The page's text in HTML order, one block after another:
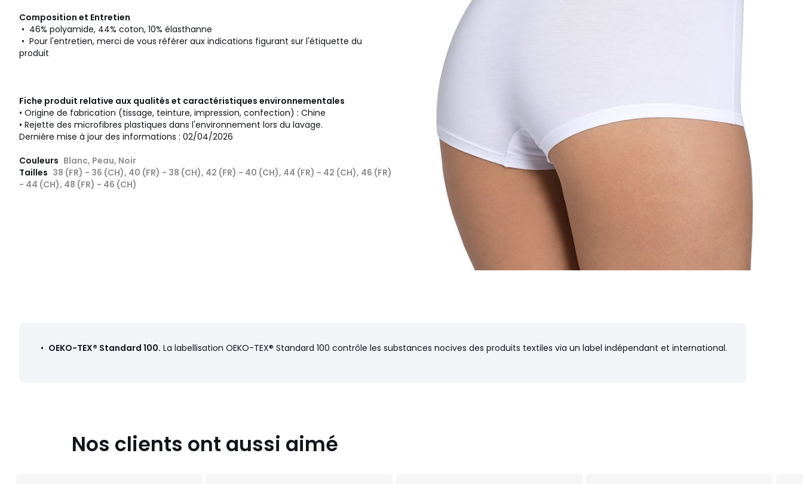
Composition et Entretien
• 46% polyamide, 44% coton, 10% élasthanne
• Pour l'entretien, merci de vous référer aux indications figurant sur l'étiquette du
produit
Fiche produit relative aux qualités et caractéristiques environnementales
• Origine de fabrication (tissage, teinture, impression, confection) : Chine
• Rejette des microfibres plastiques dans l'environnement lors du lavage.
Dernière mise à jour des informations : 02/04/2026
Couleurs Blanc, Peau, Noir
Tailles 38 (FR) - 36 (CH), 40 (FR) - 38 (CH), 42 (FR) - 40 (CH), 44 (FR) - 42 (CH), 46 (FR)
- 44 (CH), 48 (FR) - 46 (CH)
• OEKO-TEX® Standard 100. La labellisation OEKO-TEX® Standard 100 contrôle les substances nocives des produits textiles via un label indépendant et international.
Nos clients ont aussi aimé